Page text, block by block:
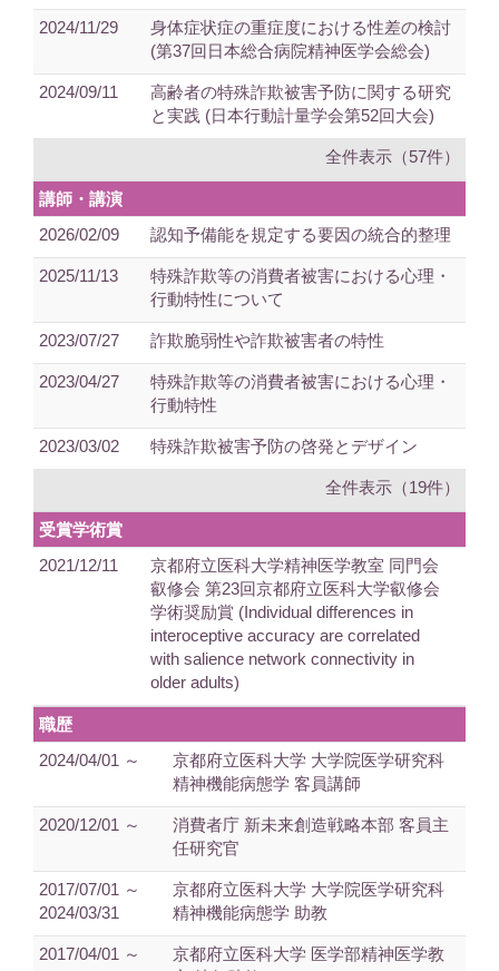
2024/11/29
身体症状症の重症度における性差の検討
(第37回日本総合病院精神医学会総会)
2024/09/11
高齢者の特殊詐欺被害予防に関する研究
と実践 (日本行動計量学会第52回大会)
全件表示（57件）
講師・講演
2026/02/09
認知予備能を規定する要因の統合的整理
2025/11/13
特殊詐欺等の消費者被害における心理・
行動特性について
2023/07/27 詐欺脆弱性や詐欺被害者の特性
2023/04/27
特殊詐欺等の消費者被害における心理・
行動特性
2023/03/02 特殊詐欺被害予防の啓発とデザイン
全件表示（19件）
受賞学術賞
2021/12/11
京都府立医科大学精神医学教室 同門会
叡修会 第23回京都府立医科大学叡修会
学術奨励賞 (Individual differences in
interoceptive accuracy are correlated
with salience network connectivity in
older adults)
職歴
2024/04/01 ～
京都府立医科大学 大学院医学研究科
精神機能病態学 客員講師
2020/12/01 ～
消費者庁 新未来創造戦略本部 客員主
任研究官
2017/07/01 ～
2024/03/31
京都府立医科大学 大学院医学研究科
精神機能病態学 助教
2017/04/01 ～
京都府立医科大学 医学部精神医学教